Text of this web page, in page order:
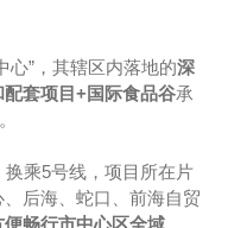
心”，其辖区内落地的深
套项目+国际食品谷承
乘5号线，项目所在片
后海、蛇口、前海自贸
便畅行市中心区全域